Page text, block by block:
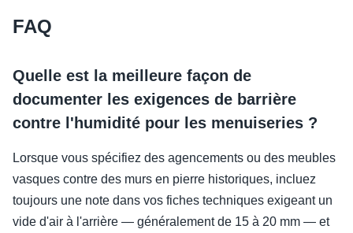
FAQ
Quelle est la meilleure façon de
documenter les exigences de barrière
contre l'humidité pour les menuiseries ?
Lorsque vous spécifiez des agencements ou des meubles
vasques contre des murs en pierre historiques, incluez
toujours une note dans vos fiches techniques exigeant un
vide d'air à l'arrière — généralement de 15 à 20 mm — et